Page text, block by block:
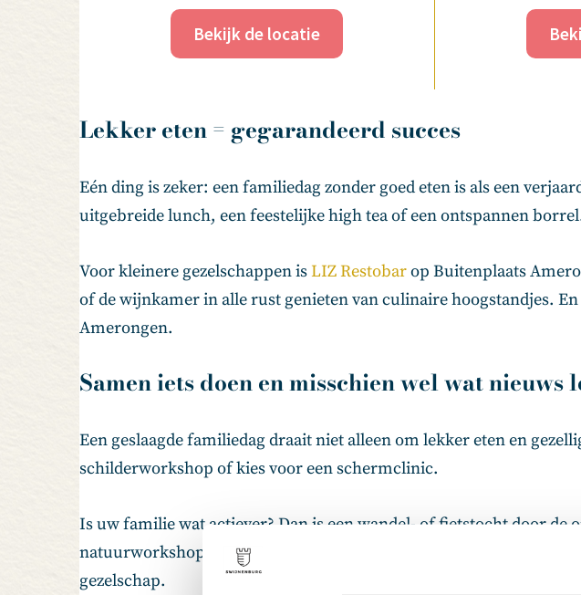
Bekijk de locatie
Lekker eten = gegarandeerd succes
Eén ding is zeker: een familiedag zonder goed eten is als een
uitgebreide lunch, een feestelijke high tea of een ontspannen
Voor kleinere gezelschappen isLIZ Restobarop Buitenplaats
of de wijnkamer in alle rust genieten van culinaire hoogstandjes.
Amerongen.
Samen iets doen en misschien wel wat nieuws
Een geslaagde familiedag draait niet alleen om lekker eten en
schilderworkshop of kies voor een schermclinic.
Is uw familie wat actiever? Dan is een wandel- of fietstocht door
natuurworkshop is een gegarandeerd succes. Wij werken samen
gezelschap.